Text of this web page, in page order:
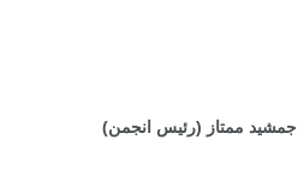
جمشید ممتاز (رئیس انجمن)